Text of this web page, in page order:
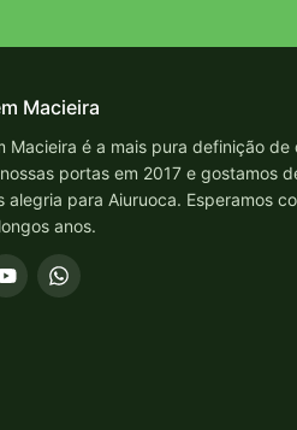
Macieira
Macieira é a mais pura definição de
portas em 2017 e gostamos
alegria para Aiuruoca. Esperamos
anos.